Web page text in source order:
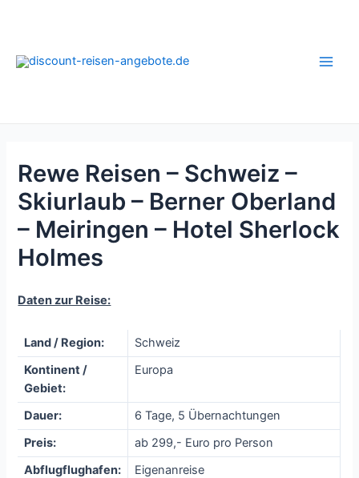
Rewe Reisen – Schweiz –
Skiurlaub – Berner Oberland
– Meiringen – Hotel Sherlock
Holmes
Daten zur Reise:
Land / Region:
Schweiz
Kontinent /
Gebiet:
Europa
Dauer:
6 Tage, 5 Übernachtungen
Preis:
ab 299,- Euro pro Person
Abflugflughafen:
Eigenanreise